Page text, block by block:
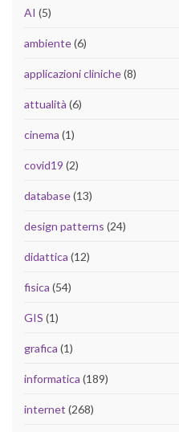
AI (5)
ambiente(6)
applicazioni cliniche(8)
attualità (6)
cinema (1)
covid19 (2)
database(13)
design patterns (24)
didattica (12)
fisica (54)
GIS (1)
grafica (1)
informatica (189)
internet (268)